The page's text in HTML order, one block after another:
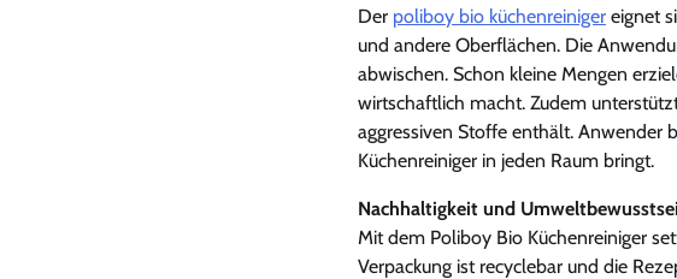
Der poliboy bio küchenreiniger eignet
und andere Oberflächen. Die
abwischen. Schon kleine Mengen
wirtschaftlich macht. Zudem
aggressiven Stoffe enthält. Anwender
Küchenreiniger in jeden Raum bringt.
Nachhaltigkeit und
Mit dem Poliboy Bio Küchenreiniger
Verpackung ist recyclebar und die